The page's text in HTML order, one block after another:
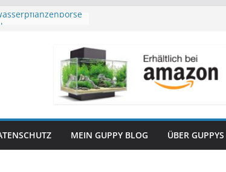
in Köln
aufzuklären!
MEIN GUPPY BLOG ÜBER GUPPYS